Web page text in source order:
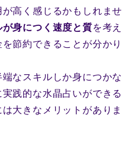
高く感じるかもしれませ
身につく速度と質を考え
節約できることが分かり
なスキルしか身につかな
践的な水晶占いができる
大きなメリットがありま